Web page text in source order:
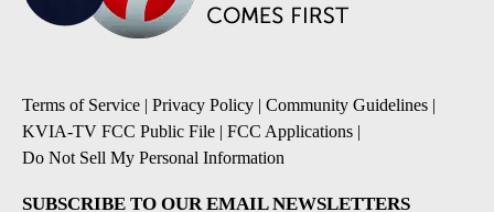
Terms of Service | Privacy Policy | Community Guidelines |
KVIA-TV FCC Public File | FCC Applications |
Do Not Sell My Personal Information
SUBSCRIBE TO OUR EMAIL NEWSLETTERS